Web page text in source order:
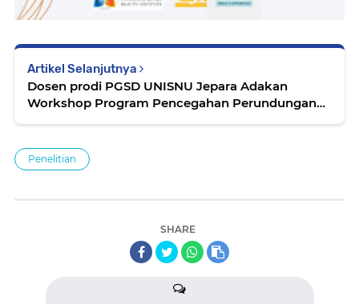
Artikel Selanjutnya
Dosen prodi PGSD UNISNU Jepara Adakan
Workshop Program Pencegahan Perundungan
Penelitian
SHARE